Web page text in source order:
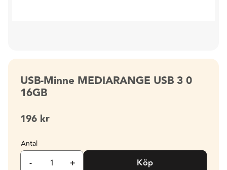
USB-Minne MEDIARANGE USB 3 0
16GB
196 kr
Antal
+
- Köp